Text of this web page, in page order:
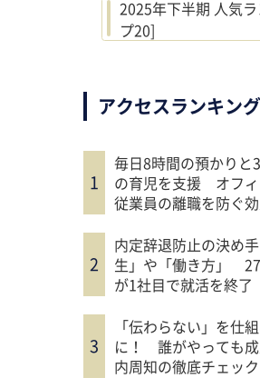
2025年下半期 人気
プ20]
アクセスランキング
毎日8時間の預かりと
の育児を支援 オフィ
従業員の離職を防ぐ
内定辞退防止の決め
生」や「働き方」
が1社目で就活を終了
「伝わらない」を仕
に！ 誰がやっても
内周知の徹底チェッ